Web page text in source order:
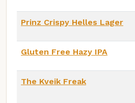
Prinz Crispy Helles Lager
Gluten Free Hazy IPA
The Kveik Freak